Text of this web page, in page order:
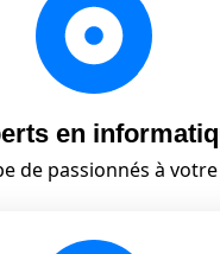
en
de passionnés à